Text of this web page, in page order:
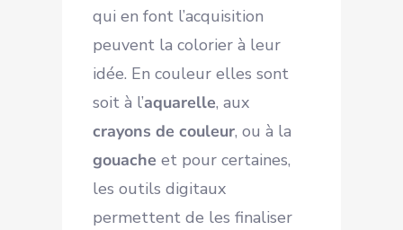
qui en font l’acquisition
peuvent la colorier à leur
idée. En couleur elles sont
soit à l’aquarelle, aux
crayons de couleur, ou à la
gouache et pour certaines,
les outils digitaux
permettent de les finaliser